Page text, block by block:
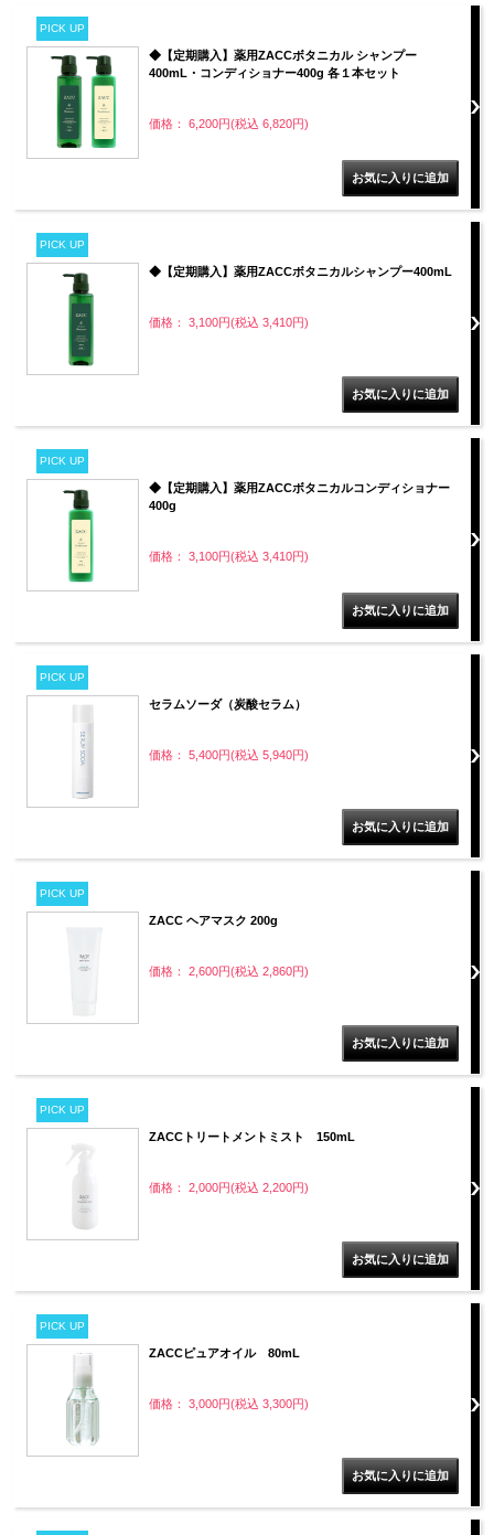
PICK UP
◆【定期購入】薬用ZACCボタニカル シャンプー
400mL・コンディショナー400g 各１本セット
価格： 6,200円(税込 6,820円)
PICK UP
◆【定期購入】薬用ZACCボタニカルシャンプー400mL
価格： 3,100円(税込 3,410円)
PICK UP
◆【定期購入】薬用ZACCボタニカルコンディショナー
400g
価格： 3,100円(税込 3,410円)
PICK UP
セラムソーダ（炭酸セラム）
価格： 5,400円(税込 5,940円)
PICK UP
ZACC ヘアマスク 200g
価格： 2,600円(税込 2,860円)
PICK UP
ZACCトリートメントミスト 150mL
価格： 2,000円(税込 2,200円)
PICK UP
ZACCピュアオイル 80mL
価格： 3,000円(税込 3,300円)